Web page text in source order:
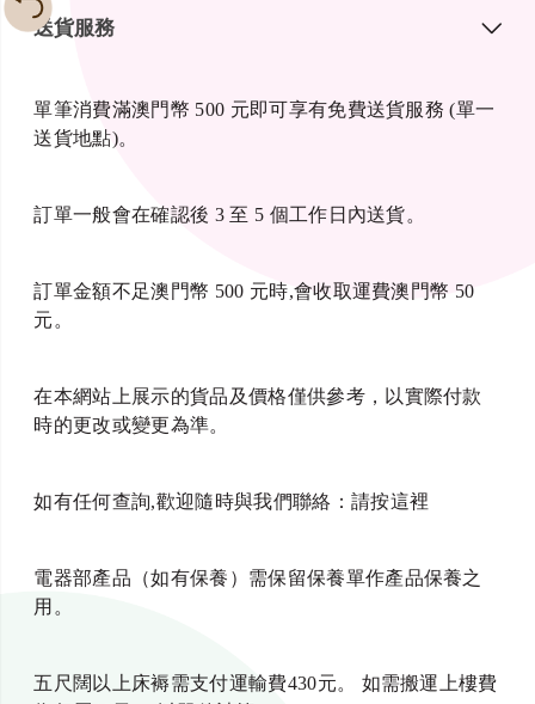
送貨服務
單筆消費滿澳門幣 500 元即可享有免費送貨服務 (單一
送貨地點)。
訂單一般會在確認後 3 至 5 個工作日內送貨。
訂單金額不足澳門幣 500 元時,會收取運費澳門幣 50
元。
在本網站上展示的貨品及價格僅供參考，以實際付款
時的更改或變更為準。
如有任何查詢,歡迎隨時與我們聯絡： 請按這裡
電器部產品（如有保養）需保留保養單作產品保養之
用。
五尺闊以上床褥需支付運輸費430元。 如需搬運上樓費